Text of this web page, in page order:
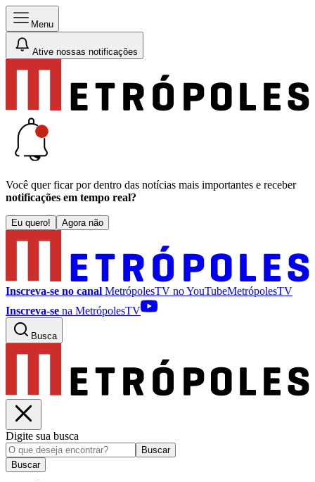
Menu
Ative nossas notificações
Você quer ficar por dentro das notícias mais importantes e receber
notificações em tempo real?
Eu quero! Agora não
Inscreva-se no canal MetrópolesTV noYouTubeMetrópolesTV
Inscreva-se na MetrópolesTV
Busca
Digite sua busca
Buscar
Buscar